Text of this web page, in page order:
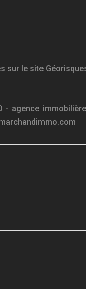
sur le site
- agence